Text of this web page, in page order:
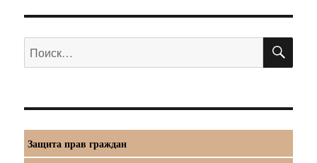
Искать:
Защита прав граждан